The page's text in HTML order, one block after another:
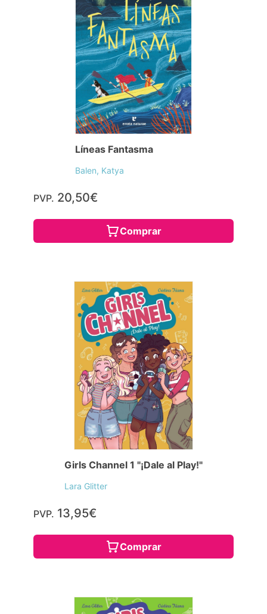
Líneas Fantasma
Balen, Katya
PVP. 20,50€
Comprar
Girls Channel 1 "¡Dale al Play!"
Lara Glitter
PVP. 13,95€
Comprar